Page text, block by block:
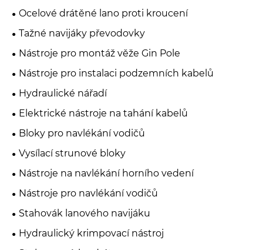
Ocelové drátěné lano proti kroucení
Tažné navijáky převodovky
Nástroje pro montáž věže Gin Pole
Nástroje pro instalaci podzemních kabelů
Hydraulické nářadí
Elektrické nástroje na tahání kabelů
Bloky pro navlékání vodičů
Vysílací strunové bloky
Nástroje na navlékání horního vedení
Nástroje pro navlékání vodičů
Stahovák lanového navijáku
Hydraulický krimpovací nástroj